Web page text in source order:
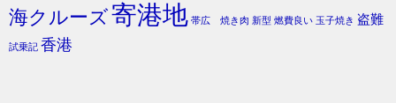
海クルーズ寄港地 帯広 焼き肉 新型 燃費良い 玉子焼き 盗難
試乗記 香港